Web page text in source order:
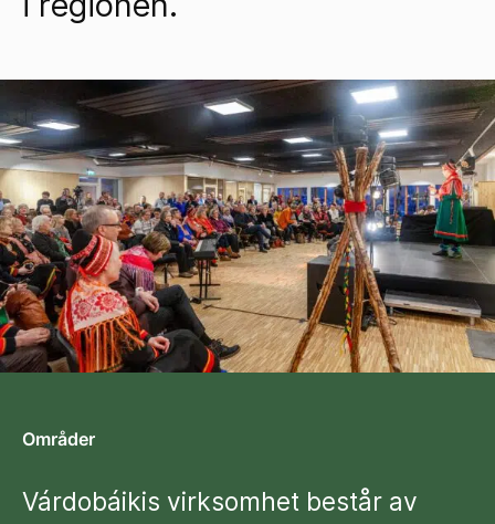
Områder
Várdobáikis virksomhet består av